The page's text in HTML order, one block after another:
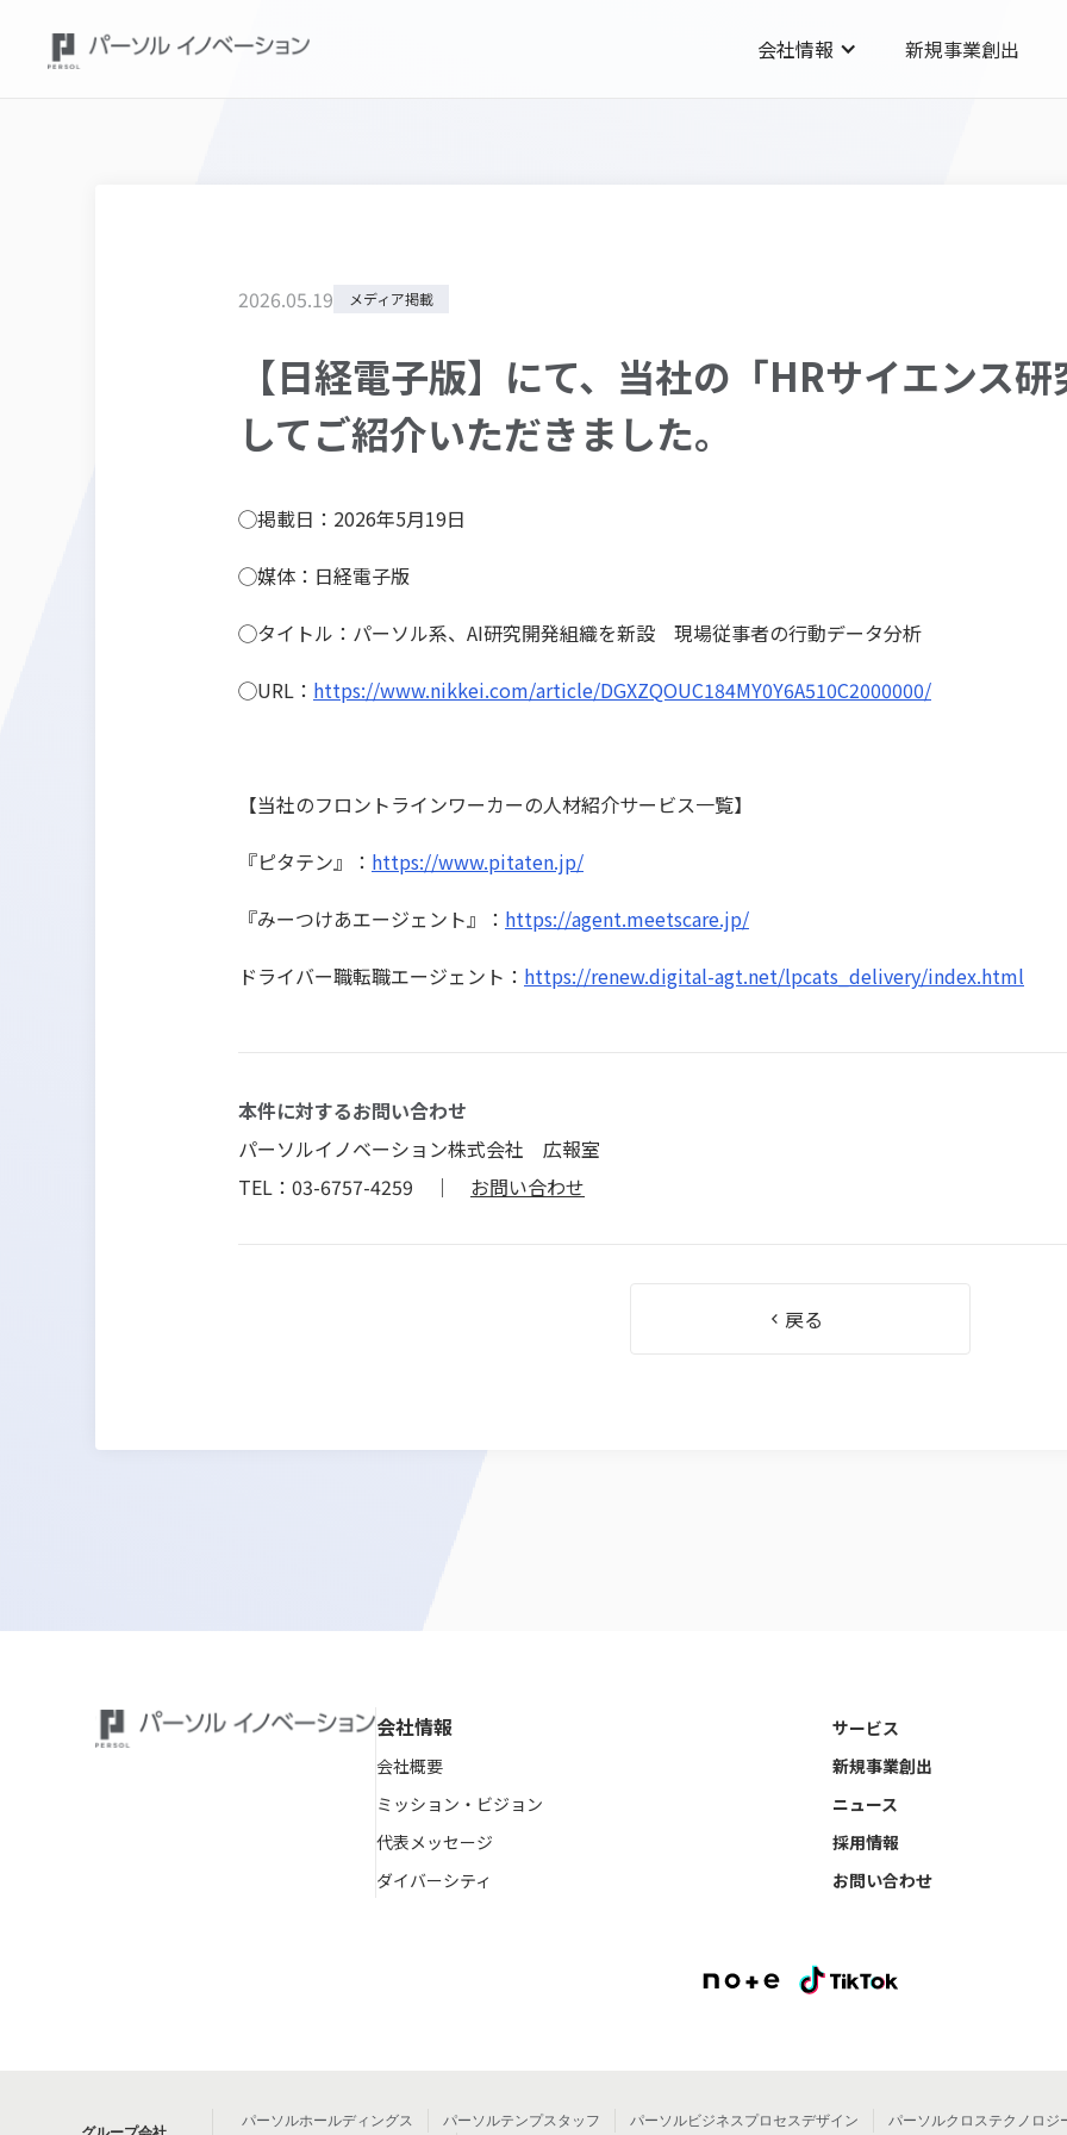
会社情報 新規事業創出
2026.05.19 メディア掲載
【日経電子版】にて、当社の「HRサイエンス
してご紹介いただきました。
◯掲載日：2026年5月19日
◯媒体：日経電子版
◯タイトル：パーソル系、AI研究開発組織を新設 現場従事者の行動データ分析
◯URL： https://www.nikkei.com/article/DGXZQOUC184MY0Y6A510C2000000/
【当社のフロントラインワーカーの人材紹介サービス一覧】
『ピタテン』： https://www.pitaten.jp/
『みーつけあエージェント』： https://agent.meetscare.jp/
ドライバー職転職エージェント： https://renew.digital-agt.net/lpcats_delivery/index.html
本件に対するお問い合わせ
パーソルイノベーション株式会社 広報室
TEL：03-6757-4259 ｜ お問い合わせ
戻る
会社情報
会社概要
ミッション・ビジョン
代表メッセージ
ダイバーシティ
サービス
新規事業創出
ニュース
採用情報
お問い合わせ
パーソルホールディングス パーソルテンプスタッフ パーソルビジネスプロセスデザイン パーソルクロステクノロジ